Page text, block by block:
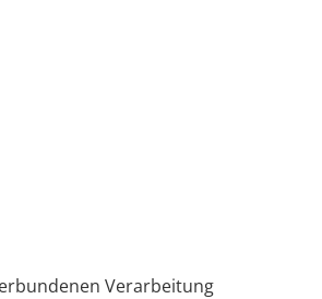
Verarbeitung